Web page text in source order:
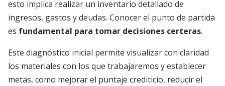
esto implica realizar un inventario detallado de
ingresos, gastos y deudas. Conocer el punto de partida
es fundamental para tomar decisiones certeras.
Este diagnóstico inicial permite visualizar con claridad
los materiales con los que trabajaremos y establecer
metas, como mejorar el puntaje crediticio, reducir el